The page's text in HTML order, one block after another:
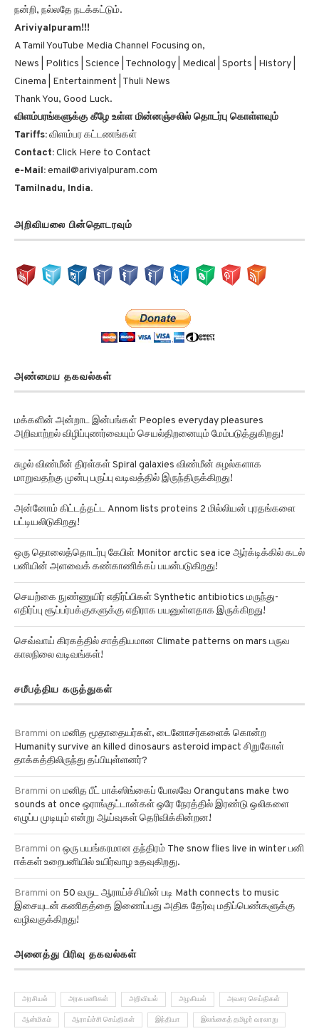
Ariviyalpuram!!!
A Tamil YouTube Media Channel Focusing on,
News | Politics | Science | Technology | Medical | Sports | History |
Cinema | Entertainment | Thuli News
Thank You, Good Luck.
விளம்பரங்களுக்கு கீழே உள்ள மின்னஞ்சலில் தொடர்பு கொள்ளவும்
Tariffs:விளம்பர கட்டணங்கள்
Contact:Click Here to Contact
e-Mail: email@ariviyalpuram.com
Tamilnadu, India.
அறிவாற்றல் விழிப்புணர்வையும் செயல்திறனையும் மேம்படுத்துகிறது!
சுழல் விண்மீன் திரள்கள் Spiral galaxies விண்மீன் சுழல்களாக
மாறுவதற்கு முன்பு பருப்பு வடிவத்தில் இருந்திருக்கிறது!
அன்னோம் கிட்டத்தட்ட Annom lists proteins 2 மில்லியன் புரதங்களை
பட்டியலிடுகிறது!
ஒரு தொலைத்தொடர்பு கேபிள் Monitor arctic sea ice ஆர்க்டிக்கில் கடல்
பனியின் அளவைக் கண்காணிக்கப் பயன்படுகிறது!
செயற்கை நுண்ணுயிர் எதிர்ப்பிகள் Synthetic antibiotics மருந்து-
எதிர்ப்பு சூப்பர்பக்குகளுக்கு எதிராக பயனுள்ளதாக இருக்கிறது!
செவ்வாய் கிரகத்தில் சாத்தியமான Climate patterns on mars பருவ
காலநிலை வடிவங்கள்!
Humanity survive an killed dinosaurs asteroid impact சிறுகோள்
தாக்கத்திலிருந்து தப்பியுள்ளனர்?
Brammionமனித பீட் பாக்ஸிங்கைப் போலவே Orangutans make two
sounds at once ஒராங்குட்டான்கள் ஒரே நேரத்தில் இரண்டு ஒலிகளை
எழுப்ப முடியும் என்று ஆய்வுகள் தெரிவிக்கின்றன!
Brammionஒரு பயங்கரமான தந்திரம் The snow flies live in winter பனி
ஈக்கள் உறைபனியில் உயிர்வாழ உதவுகிறது.
Brammion50 வருட ஆராய்ச்சியின் படி Math connects to music
இசையுடன் கணிதத்தை இணைப்பது அதிக தேர்வு மதிப்பெண்களுக்கு
வழிவகுக்கிறது!
ஆன்மிகம் ஆராய்ச்சி செய்திகள் இந்தியா இலங்கைத் தமிழர் வரலாறு
உயிரியல் உலக அரசியல் உலக செய்திகள் கல்வியியல் கிரிக்கெட்